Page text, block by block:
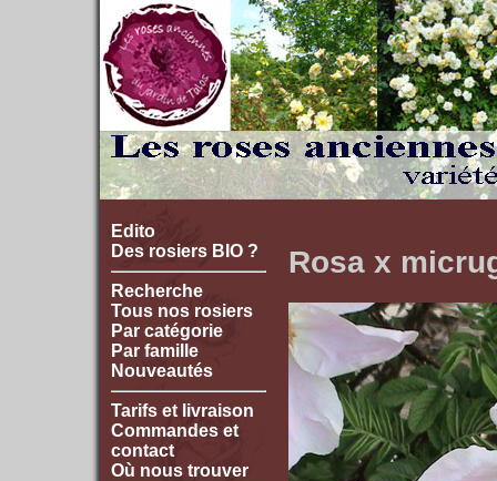
Edito
Des rosiers BIO ?
Recherche
Tous nos rosiers
Par catégorie
Par famille
Nouveautés
Tarifs et livraison
Commandes et
contact
Où nous trouver
Rosa x